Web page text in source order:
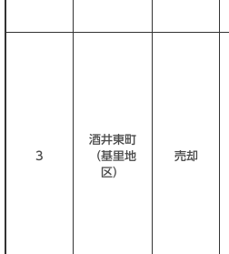
3
酒井東町
（基里地
区）
売却